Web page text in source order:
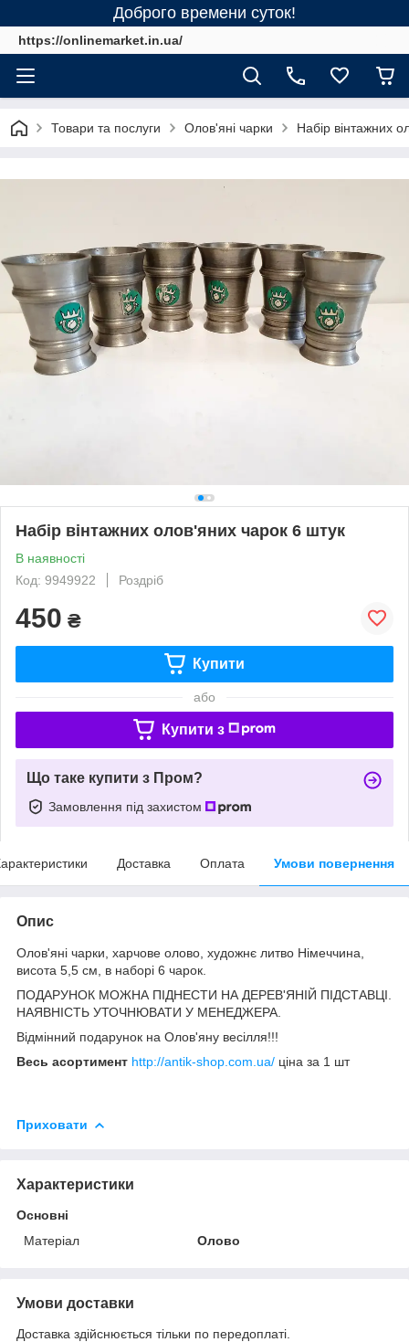
Доброго времени суток!
https://onlinemarket.in.ua/
Товари та послуги Олов'яні чарки Набір вінтажних
Набір вінтажних олов'яних чарок 6 штук
В наявності
Код: 9949922
Роздріб
450 ₴
Купити
або
Купити з
Що таке купити з Пром?
Замовлення під захистом
Доставка Оплата Умови повернення
Опис
Олов'яні чарки, харчове олово, художнє литво Німеччина,
висота 5,5 см, в наборі 6 чарок.
ПОДАРУНОК МОЖНА ПІДНЕСТИ НА ДЕРЕВ'ЯНІЙ ПІДСТАВЦІ.
НАЯВНІСТЬ УТОЧНЮВАТИ У МЕНЕДЖЕРА.
Відмінний подарунок на Олов'яну весілля!!!
Весь асортимент http://antik-shop.com.ua/ ціна за 1 шт
Приховати
Характеристики
Основні
Матеріал
Олово
Умови доставки
Доставка здійснюється тільки по передоплаті.